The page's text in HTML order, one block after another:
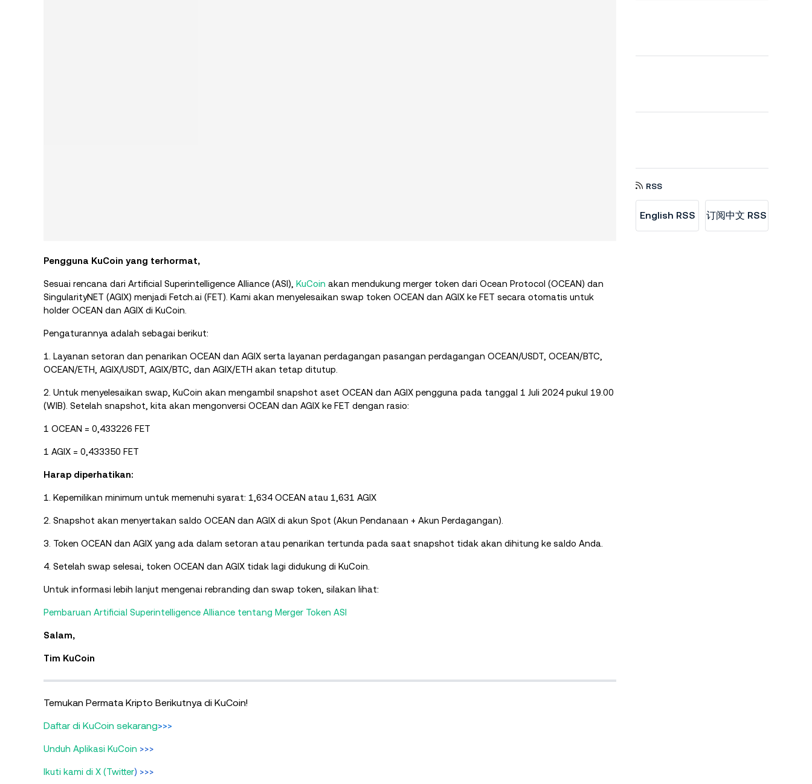
Pengguna KuCoin yang terhormat,
Sesuai rencana dari Artificial Superintelligence Alliance (ASI), KuCoin akan mendukung merger token dari Ocean Protocol (OCEAN) dan
SingularityNET (AGIX) menjadi Fetch.ai (FET). Kami akan menyelesaikan swap token OCEAN dan AGIX ke FET secara otomatis untuk
holder OCEAN dan AGIX di KuCoin.
Pengaturannya adalah sebagai berikut:
1. Layanan setoran dan penarikan OCEAN dan AGIX serta layanan perdagangan pasangan perdagangan OCEAN/USDT, OCEAN/BTC,
OCEAN/ETH, AGIX/USDT, AGIX/BTC, dan AGIX/ETH akan tetap ditutup.
2. Untuk menyelesaikan swap, KuCoin akan mengambil snapshot aset OCEAN dan AGIX pengguna pada tanggal 1 Juli 2024 pukul 19.00
(WIB). Setelah snapshot, kita akan mengonversi OCEAN dan AGIX ke FET dengan rasio:
1 OCEAN = 0,433226 FET
1 AGIX = 0,433350 FET
Harap diperhatikan:
1. Kepemilikan minimum untuk memenuhi syarat: 1,634 OCEAN atau 1,631 AGIX
2. Snapshot akan menyertakan saldo OCEAN dan AGIX di akun Spot (Akun Pendanaan + Akun Perdagangan).
3. Token OCEAN dan AGIX yang ada dalam setoran atau penarikan tertunda pada saat snapshot tidak akan dihitung ke saldo Anda.
4. Setelah swap selesai, token OCEAN dan AGIX tidak lagi didukung di KuCoin.
Untuk informasi lebih lanjut mengenai rebranding dan swap token, silakan lihat:
Pembaruan Artificial Superintelligence Alliance tentang Merger Token ASI
Salam,
Tim KuCoin
Temukan Permata Kripto Berikutnya di KuCoin!
Daftar di KuCoin sekarang>>>
Unduh Aplikasi KuCoin >>>
Ikuti kami di X (Twitter) >>>
RSS
English RSS 订阅中文 RSS